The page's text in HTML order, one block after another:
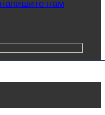
напишите нам